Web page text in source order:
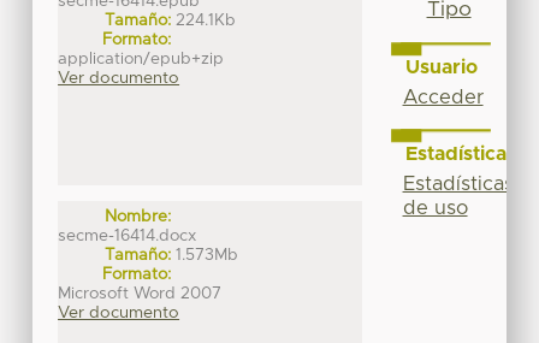
Tamaño: 224.1Kb
Formato:
application/epub+zip
Ver documento
Nombre:
secme-16414.docx
Tamaño: 1.573Mb
Formato:
Microsoft Word 2007
Ver documento
Tipo
Usuario
Acceder
Estadísticas
Estadísticas
de uso